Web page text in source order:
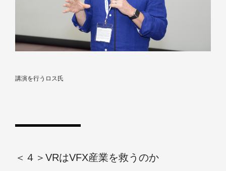
講演を行うロス氏
＜４＞VRはVFX産業を救うのか